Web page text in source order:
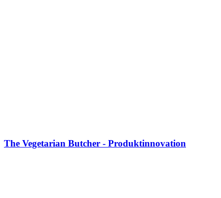
The Vegetarian Butcher - Produktinnovation